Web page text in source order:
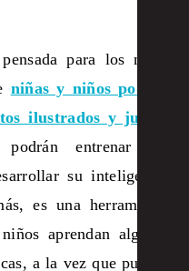
para los niños
niñas y niños podrán
ilustrados y juegos
entrenar sus
su inteligencia
es una herramienta
aprendan algunas
a la vez que pueden